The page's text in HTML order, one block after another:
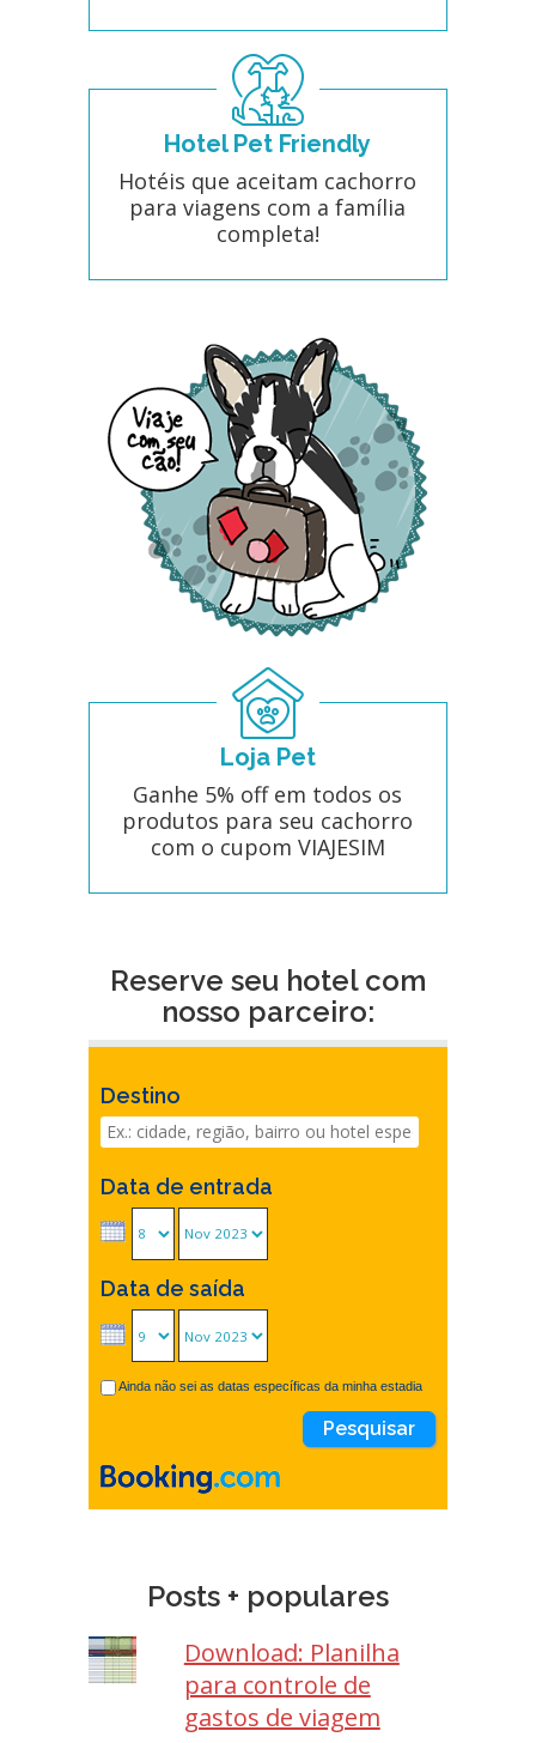
Hotel Pet Friendly
Hotéis que aceitam cachorro
para viagens com a família
completa!
Loja Pet
Ganhe 5% off em todos os
produtos para seu cachorro
com o cupom VIAJESIM
Reserve seu hotel com
nosso parceiro:
Destino
Data de entrada
Data de saída
Ainda não sei as datas específicas da minha estadia
Posts + populares
Download: Planilha
para controle de
gastos de viagem